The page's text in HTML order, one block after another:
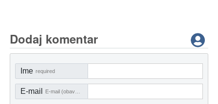
Dodaj komentar
Ime required
E-mail